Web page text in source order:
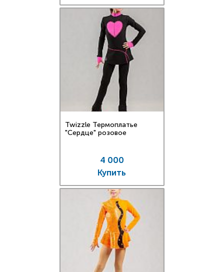
Twizzle Термоплатье
"Сердце" розовое
4 000
Купить